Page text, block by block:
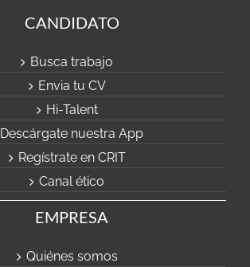
CANDIDATO
Busca trabajo
Envia tu CV
Hi-Talent
Descárgate nuestra App
Regístrate en CRIT
Canal ético
EMPRESA
Quiénes somos